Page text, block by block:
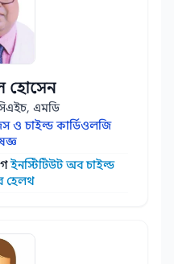
হোসেন
এমডি
ও চাইল্ড কার্ডিওলজি
ইনস্টিটিউট অব চাইল্ড
হেলথ